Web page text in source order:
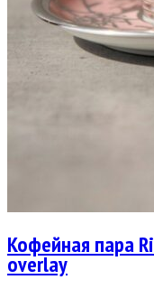
Кофейная пара
overlay